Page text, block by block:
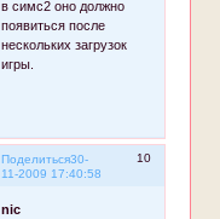
в симс2 оно должно
появиться после
нескольких загрузок
игры.
Поделиться 10
30-
11-2009 17:40:58
nic